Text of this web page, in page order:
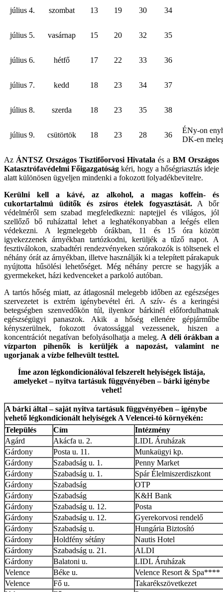
július 4. szombat 13 19 30 34
július 5. vasárnap 15 20 32 35
július 6. hétfő 17 22 33 36
július 7. kedd 18 23 34 37
július 8. szerda 18 23 35 38
július 9. csütörtök 18 23 28 36
ÉNy-on
DK-en
Az ÁNTSZ Országos Tisztifőorvosi Hivatala és a BM Országos
Katasztrófavédelmi Főigazgatóságkéri, hogy a hőségriasztás ideje
alatt különösen ügyeljen mindenki a fokozott folyadékbevitelre.
Kerülni kell a kávé, az alkohol, a magas koffein- és
cukortartalmú üdítők és zsíros ételek fogyasztását.A bőr
védelméről sem szabad megfeledkezni: naptejjel és világos, jól
szellőző bő ruházattal lehet a leghatékonyabban a leégés ellen
védekezni. A legmelegebb órákban, 11 és 15 óra között
igyekezzenek árnyékban tartózkodni, kerüljék a tűző napot. A
fesztiválokon, szabadtéri rendezvényeken szórakozók is töltsenek el
néhány órát az árnyékban, illetve használják ki a telepített párakapuk
nyújtotta hűsölési lehetőséget. Még néhány percre se hagyják a
gyermekeket, házi kedvenceket a parkoló autóban.
A tartós hőség miatt, az átlagosnál melegebb időben az egészséges
szervezetet is extrém igénybevétel éri. A szív- és a keringési
betegségben szenvedőkön túl, ilyenkor bárkinél előfordulhatnak
egészségügyi panaszok. Akik a hőség ellenére gépjárműbe
kényszerülnek, fokozott óvatossággal vezessenek, hiszen a
koncentrációt negatívan befolyásolhatja a meleg. A déli órákban a
vízparton pihenők is kerüljék a napozást, valamint ne
ugorjanak a vízbe felhevült testtel.
Íme azon légkondicionálóval felszerelt helyiségek listája,
amelyeket – nyitva tartásuk függvényében – bárki igénybe
vehet!
A bárki által – saját nyitva tartásuk függvényében – igénybe
vehető légkondicionált helyiségek A Velencei-tó környékén:
Település
Cím
Intézmény
Agárd
Akácfa u. 2.
LIDL Áruházak
Gárdony
Posta u. 11.
Munkaügyi kp.
Gárdony
Szabadság u. 1.
Penny Market
Gárdony
Szabadság u. 1.
Spár Élelmiszerdiszkont
Gárdony
Szabadság
OTP
Gárdony
Szabadság
K&H Bank
Gárdony
Szabadság u. 12.
Posta
Gárdony
Szabadság u. 12.
Gyerekorvosi rendelő
Gárdony
Szabadság u.
Hungária Biztosító
Gárdony
Holdfény sétány
Nautis Hotel
Gárdony
Szabadság u. 21.
ALDI
Gárdony
Balatoni u.
LIDL Áruházak
Velence
Béke u.
Velence Resort & Spa****
Velence
Fő u.
Takarékszövetkezet